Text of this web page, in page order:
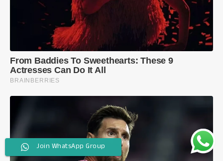
Join WhatsApp Group